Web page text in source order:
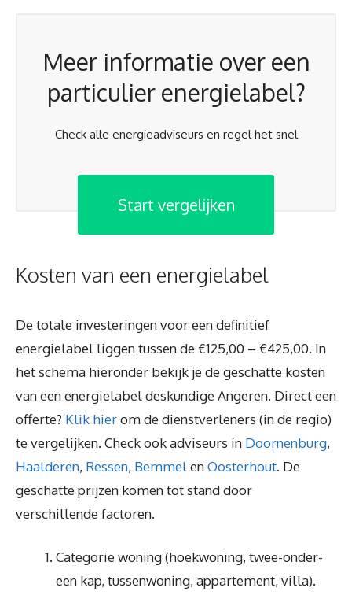
Meer informatie over een
particulier energielabel?
Check alle energieadviseurs en regel het snel
Start vergelijken
Kosten van een energielabel
De totale investeringen voor een definitief
energielabel liggen tussen de €125,00 – €425,00. In
het schema hieronder bekijk je de geschatte kosten
van een energielabel deskundige Angeren. Direct een
offerte? Klik hierom de dienstverleners (in de regio)
te vergelijken. Check ook adviseurs in Doornenburg,
Haalderen, Ressen, BemmelenOosterhout. De
geschatte prijzen komen tot stand door
verschillende factoren.
Categorie woning (hoekwoning, twee-onder-
een kap, tussenwoning, appartement, villa).